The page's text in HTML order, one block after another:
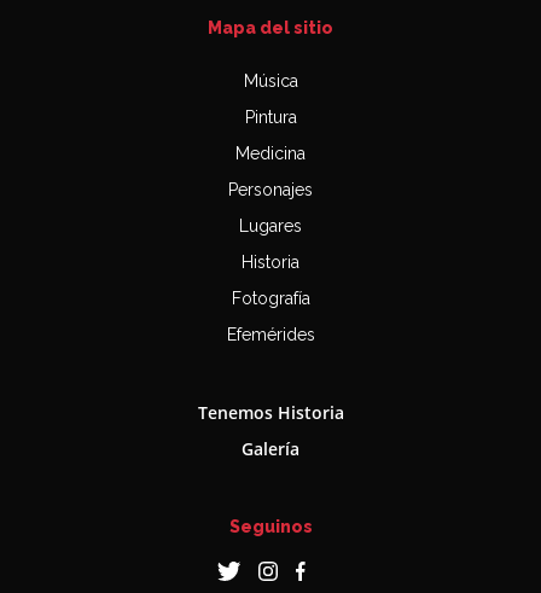
Mapa del sitio
Música
Pintura
Medicina
Personajes
Lugares
Historia
Fotografía
Efemérides
Tenemos Historia
Galería
Seguinos